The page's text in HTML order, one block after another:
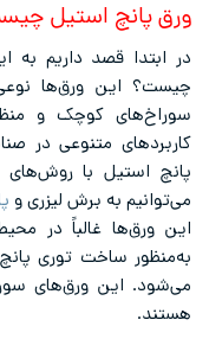
ورق پانچ استیل
در ابتدا قصد داریم به
چیست؟ این ورق‌ها
سوراخ‌های کوچک و
کاربردهای متنوعی در
پانچ استیل با
می‌توانیم به برش لیزری و
این ورق‌ها غالباً در
به‌منظور ساخت توری
می‌شود. این ورق‌های
هستند.